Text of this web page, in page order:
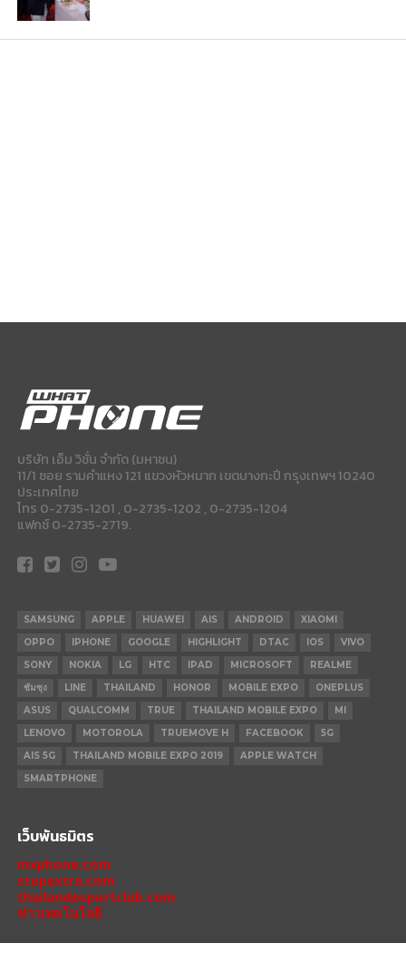
บริษัท เอ็ม วิชั่น จำกัด (มหาชน)
11/1 ซอย รามคำแหง 121 แขวงหัวหมาก เขตบางกะปี กรุงเทพฯ 10240
ประเทศไทย
โทร 0-2735-1201 , 0-2735-1202 , 0-2735-1204
แฟกซ์ 0-2735-2719.
SAMSUNG APPLE HUAWEI AIS ANDROID
XIAOMI
OPPO
IPHONE GOOGLE HIGHLIGHT DTAC IOS
VIVO
SONY
NOKIA LG HTC IPAD MICROSOFT
REALME
ซัมซุง
LINE THAILAND HONOR MOBILE EXPO
ONEPLUS
ASUS
QUALCOMM TRUE THAILAND MOBILE EXPO
MI
LENOVO
MOTOROLA TRUEMOVE H FACEBOOK
5G
AIS 5G
THAILAND MOBILE EXPO 2019
APPLE WATCH
SMARTPHONE
เว็บพันธมิตร
mxphone.com
stepextra.com
thailandesportclub.com
ข่าวเทคโนโลยี